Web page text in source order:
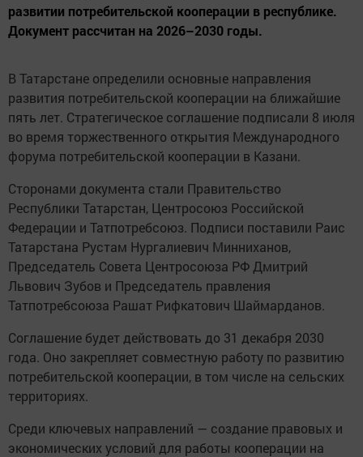
развитии потребительской кооперации в республике.
Документ рассчитан на 2026–2030 годы.
В Татарстане определили основные направления
развития потребительской кооперации на ближайшие
пять лет. Стратегическое соглашение подписали 8 июля
во время торжественного открытия Международного
форума потребительской кооперации в Казани.
Сторонами документа стали Правительство
Республики Татарстан, Центросоюз Российской
Федерации и Татпотребсоюз. Подписи поставили Раис
Татарстана Рустам Нургалиевич Минниханов,
Председатель Совета Центросоюза РФ Дмитрий
Львович Зубов и Председатель правления
Татпотребсоюза Рашат Рифкатович Шаймарданов.
Соглашение будет действовать до 31 декабря 2030
года. Оно закрепляет совместную работу по развитию
потребительской кооперации, в том числе на сельских
территориях.
Среди ключевых направлений — создание правовых и
экономических условий для работы кооперации на